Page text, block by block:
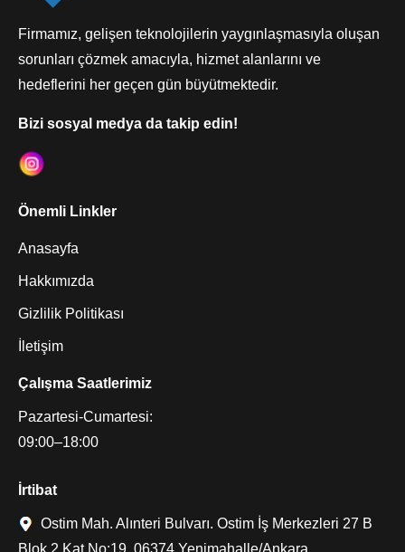
Firmamız, gelişen teknolojilerin yaygınlaşmasıyla oluşan
sorunları çözmek amacıyla, hizmet alanlarını ve
hedeflerini her geçen gün büyütmektedir.
Bizi sosyal medya da takip edin!
Önemli Linkler
Anasayfa
Hakkımızda
Gizlilik Politikası
İletişim
Çalışma Saatlerimiz
Pazartesi-Cumartesi:
09:00–18:00
İrtibat
Ostim Mah. Alınteri Bulvarı. Ostim İş Merkezleri 27 B
Blok 2.Kat No:19, 06374 Yenimahalle/Ankara